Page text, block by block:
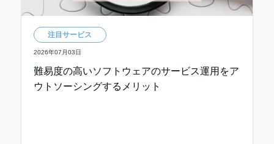
注目サービス
2026年07月03日
難易度の高いソフトウェアのサービス運用をア
ウトソーシングするメリット